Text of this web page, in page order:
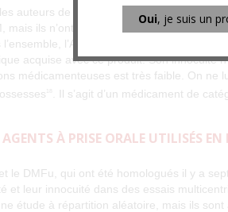
les auteurs de ces trois analyses, il se peut
mais ils n’ont émis aucune hypothèse
l’AG a fait preuve d’activité et
acquise avec ce produit. Son innocuité
médicamenteuses est très faible. On ne
. Il s’agit d’un médicament de
AGENTS À PRISE ORALE UTILISÉS
le DMFu, qui ont été homologués il y a
et leur innocuité dans des essais
étude à répartition aléatoire, mais ils
Oui, je suis un